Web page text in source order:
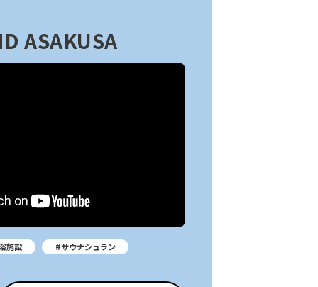
ASAKUSA
施設 #サウナシュラン